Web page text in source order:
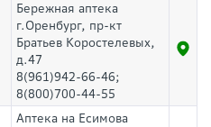
Бережная аптека
г.Оренбург, пр-кт
Братьев Коростелевых,
д.47
8(961)942-66-46;
8(800)700-44-55
Аптека на Есимова